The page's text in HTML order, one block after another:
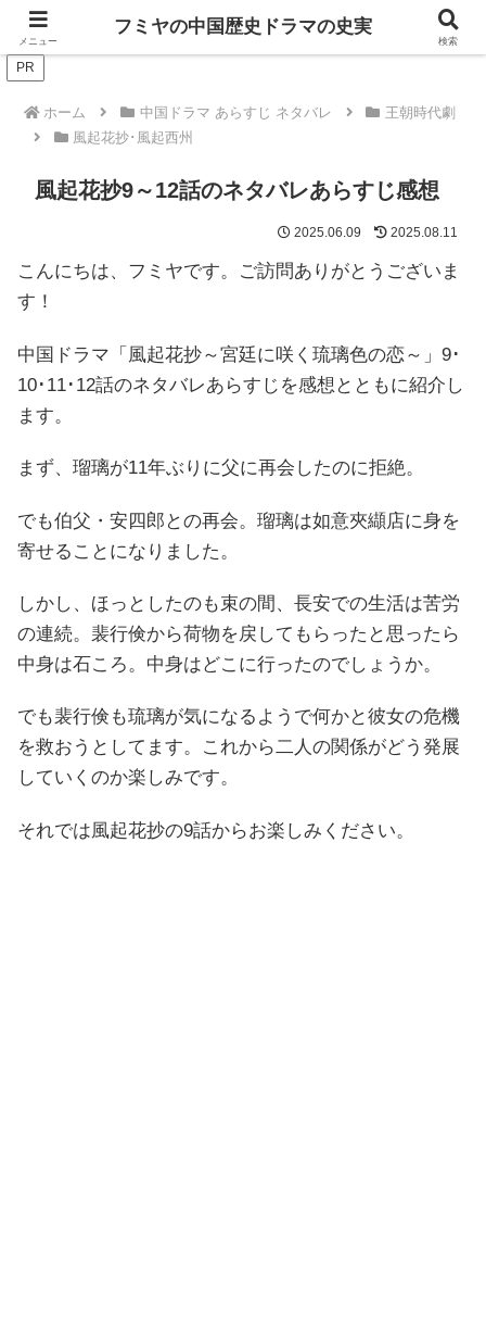
ドラマは歴史を知るともっと面白い！
PR
ホーム 中国ドラマ あらすじ ネタバレ
王朝時代劇
風起花抄･風起西州
風起花抄9～12話のネタバレあらすじ感想
2025.06.09 2025.08.11
こんにちは、フミヤです。ご訪問ありがとうございま
す！
中国ドラマ「風起花抄～宮廷に咲く琉璃色の恋～」9･
10･11･12話のネタバレあらすじを感想とともに紹介し
ます。
まず、瑠璃が11年ぶりに父に再会したのに拒絶。
でも伯父・安四郎との再会。瑠璃は如意夾纈店に身を
寄せることになりました。
しかし、ほっとしたのも束の間、長安での生活は苦労
の連続。裴行倹から荷物を戻してもらったと思ったら
中身は石ころ。中身はどこに行ったのでしょうか。
でも裴行倹も琉璃が気になるようで何かと彼女の危機
を救おうとしてます。これから二人の関係がどう発展
していくのか楽しみです。
それでは風起花抄の9話からお楽しみください。
メニュー
フミヤの中国歴史ドラマの史実
検索